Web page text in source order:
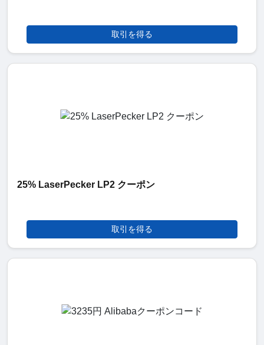
取引を得る
25% LaserPecker LP2 クーポン
取引を得る